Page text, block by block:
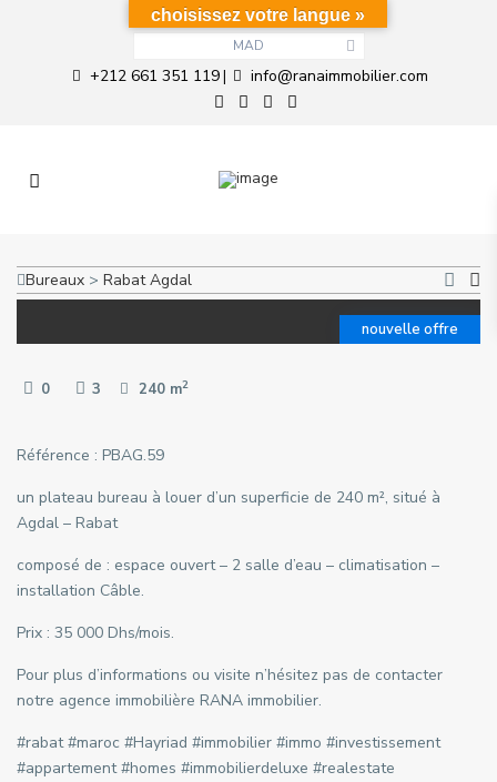
MAD
+212 661 351 119| info@ranaimmobilier.com
Bureaux > Rabat Agdal
nouvelle offre
0 3 240 m2
Référence : PBAG.59
un plateau bureau à louer d’un superficie de 240 m², situé à
Agdal – Rabat
composé de : espace ouvert – 2 salle d’eau – climatisation –
installation Câble.
Prix : 35 000 Dhs/mois.
Pour plus d’informations ou visite n’hésitez pas de contacter
notre agence immobilière RANA immobilier.
#rabat #maroc #Hayriad #immobilier #immo #investissement
#appartement #homes #immobilierdeluxe #realestate
choisissez votre langue »